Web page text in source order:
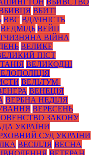
ВБИВСТВО
ВБИТІ
ВВС ВДАЧНІСТЬ
ВЕДМІДЬ ВЕЙП
ВІЙНА
ВЕЛИКЕ
ПІСТ
ВЕЛИКОДНІ
ВЕЛЬТУМ-
ВЕНЕЦІЯ
ВЕРБНА НЕДІЛЯ
ВЕРЕСЕНЬ
ЗАКОНУ
УКРАЇНИ
СУД УКРАЇНИ
ВЕСІЛЛЯ ВЕСНА